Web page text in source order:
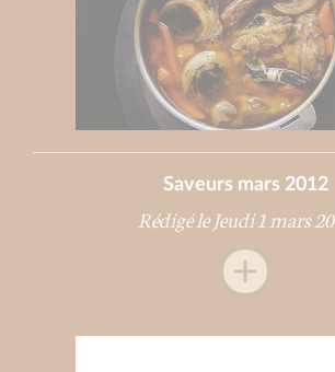
Saveurs mars 2012
Rédigé le Jeudi 1 mars